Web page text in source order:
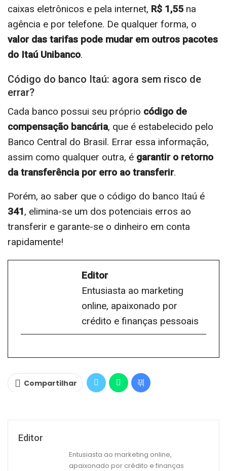
caixas eletrônicos e pela internet, R$ 1,55 na
agência e por telefone. De qualquer forma, o
valor das tarifas pode mudar em outros pacotes
do Itaú Unibanco.
Código do banco Itaú: agora sem risco de
errar?
Cada banco possui seu próprio código de
compensação bancária, que é estabelecido pelo
Banco Central do Brasil. Errar essa informação,
assim como qualquer outra, é garantir o retorno
da transferência por erro ao transferir.
Porém, ao saber que o código do banco Itaú é
341, elimina-se um dos potenciais erros ao
transferir e garante-se o dinheiro em conta
rapidamente!
Editor
Entusiasta ao marketing
online, apaixonado por
crédito e finanças pessoais
Compartilhar
Editor
Entusiasta ao marketing online,
apaixonado por crédito e finanças